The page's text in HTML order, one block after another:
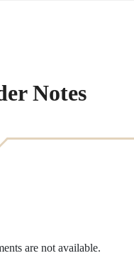
Notes
are not available.